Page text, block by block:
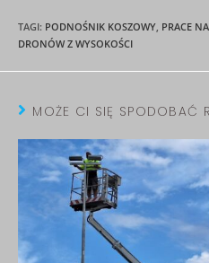
TAGI: PODNOŚNIK KOSZOWY, PRACE
DRONÓW Z WYSOKOŚCI
MOŻE CI SIĘ SPODOBAĆ